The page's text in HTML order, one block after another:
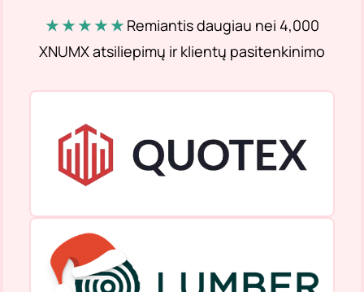
★ ★ ★ ★ ★ Remiantis daugiau nei 4,000
XNUMX atsiliepimų ir klientų pasitenkinimo